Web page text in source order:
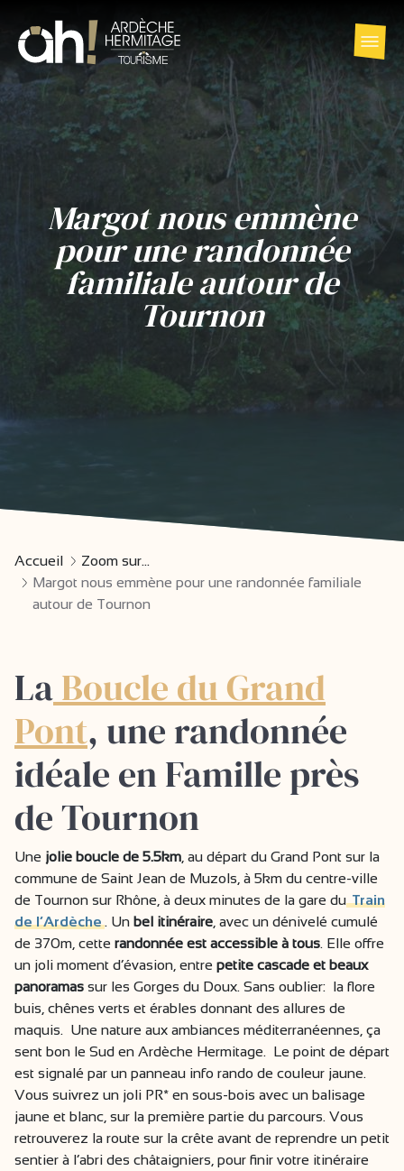
Margot nous emmène
pour une randonnée
familiale autour de
Tournon
Accueil
Zoom sur...
Margot nous emmène pour une randonnée familiale
autour de Tournon
LaBoucle du Grand
Pont, une randonnée
idéale en Famille près
de Tournon
Une jolie boucle de 5.5km , au départ du Grand Pont sur la
commune de Saint Jean de Muzols, à 5km du centre-ville
de Tournon sur Rhône, à deux minutes de la gare duTrain
de l’Ardèche . Unbel itinéraire , avec un dénivelé cumulé
de 370m, cette randonnée est accessible à tous. Elle offre
un joli moment d’évasion, entre petite cascade et beaux
panoramas sur les Gorges du Doux. Sans oublier: la flore
buis, chênes verts et érables donnant des allures de
maquis. Une nature aux ambiances méditerranéennes, ça
sent bon le Sud en Ardèche Hermitage. Le point de départ
est signalé par un panneau info rando de couleur jaune.
Vous suivrez un joli PR* en sous-bois avec un balisage
jaune et blanc, sur la première partie du parcours. Vous
retrouverez la route sur la crête avant de reprendre un petit
sentier à l’abri des châtaigniers, pour finir votre itinéraire